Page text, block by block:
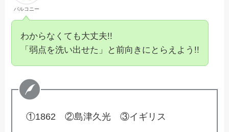
バルコニー
わからなくても大丈夫!!
「弱点を洗い出せた」と前向きにとらえよう!!
①1862 ②島津久光 ③イギリス